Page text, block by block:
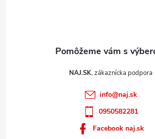
NAJ.SK
info@naj.sk
0950582281
Facebook naj.sk